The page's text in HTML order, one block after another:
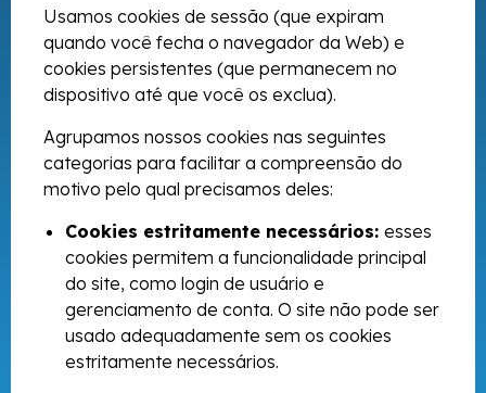
Usamos cookies de sessão (que expiram
quando você fecha o navegador da Web) e
cookies persistentes (que permanecem no
dispositivo até que você os exclua).
Agrupamos nossos cookies nas seguintes
categorias para facilitar a compreensão do
motivo pelo qual precisamos deles:
Cookies estritamente necessários: esses
cookies permitem a funcionalidade principal
do site, como login de usuário e
gerenciamento de conta. O site não pode ser
usado adequadamente sem os cookies
estritamente necessários.